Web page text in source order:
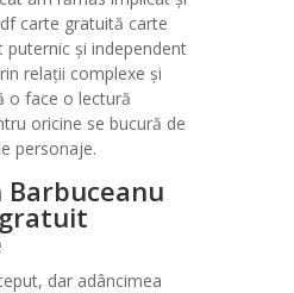
carte gratuită carte
puternic și independent
relații complexe și
o face o lectură
oricine se bucură de
personaje.
dar adâncimea